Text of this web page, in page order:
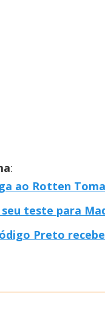
:
ao Rotten
teste para
Preto